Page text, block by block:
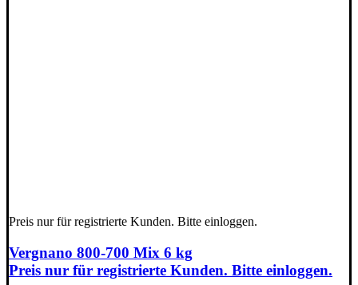
Preis nur für registrierte Kunden. Bitte einloggen.
Vergnano 800-700 Mix 6 kg
Preis nur für registrierte Kunden. Bitte einloggen.